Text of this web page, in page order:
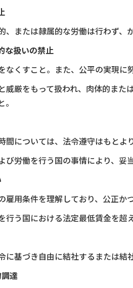
、または隷属的な労働は行わず
な扱いの禁止
なくすこと。また、公平の実現に
威厳をもって扱われ、肉体的ま
間については、法令遵守はもとよ
び労働を行う国の事情により、妥
雇用条件を理解しており、公正か
行う国における法定最低賃金を超
に基づき自由に結社するまたは結
達